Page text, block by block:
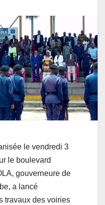
le vendredi 3
le boulevard
gouverneure de
a lancé
travaux des voiries